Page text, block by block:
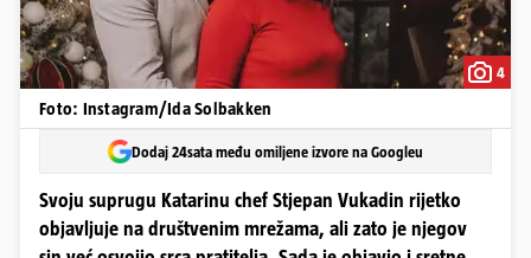
4
Foto: Instagram/Ida Solbakken
Dodaj 24sata među omiljene izvore na Googleu
Svoju suprugu Katarinu chef Stjepan Vukadin rijetko
objavljuje na društvenim mrežama, ali zato je njegov